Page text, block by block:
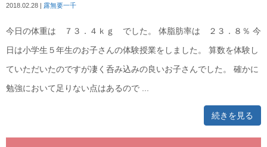
2018.02.28 露無要一千
今日の体重は ７３．４ｋｇ でした。 体脂肪率は ２３．８％ 今
日は小学生５年生のお子さんの体験授業をしました。 算数を体験し
ていただいたのですが凄く呑み込みの良いお子さんでした。 確かに
勉強において足りない点はあるので ...
続きを見る